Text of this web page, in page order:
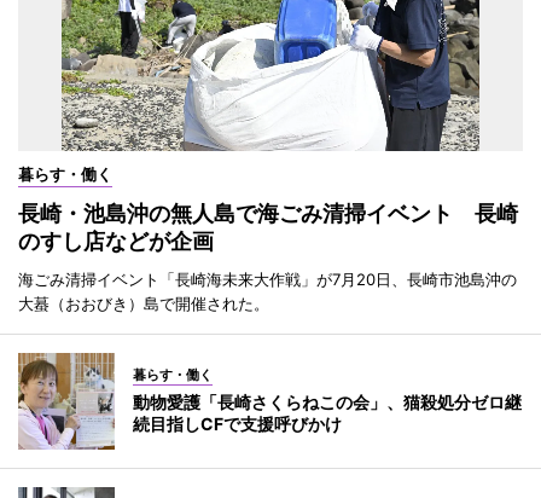
暮らす・働く
長崎・池島沖の無人島で海ごみ清掃イベント 長崎
のすし店などが企画
海ごみ清掃イベント「長崎海未来大作戦」が7月20日、長崎市池島沖の
大蟇（おおびき）島で開催された。
暮らす・働く
動物愛護「長崎さくらねこの会」、猫殺処分ゼロ継
続目指しCFで支援呼びかけ